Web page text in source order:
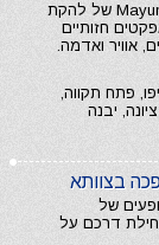
כרטיסים למופע החדש Mayumana Selas של להקת
חזותיים
אוויר ואדמה.
פתח תקווה,
יבנה
בצוותא
של
דרכם על